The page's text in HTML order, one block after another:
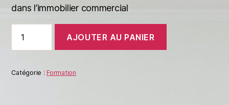
dans l’immobilier commercial
Pro
Immo
AJOUTER AU PANIER
Catégorie : Formation